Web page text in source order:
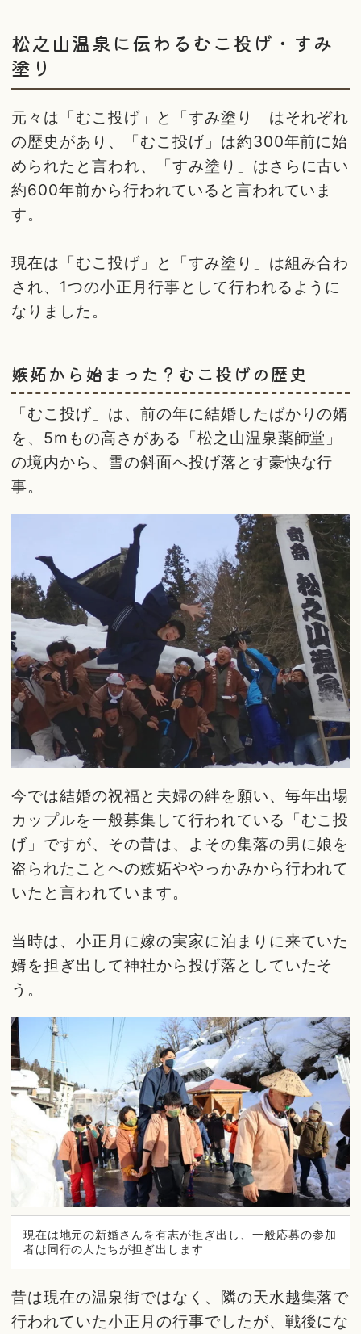
松之山温泉に伝わるむこ投げ・すみ
塗り
元々は「むこ投げ」と「すみ塗り」はそれぞれ
の歴史があり、「むこ投げ」は約300年前に始
められたと言われ、「すみ塗り」はさらに古い
約600年前から行われていると言われていま
す。
現在は「むこ投げ」と「すみ塗り」は組み合わ
され、1つの小正月行事として行われるように
なりました。
嫉妬から始まった？むこ投げの歴史
「むこ投げ」は、前の年に結婚したばかりの婿
を、5mもの高さがある「松之山温泉薬師堂」
の境内から、雪の斜面へ投げ落とす豪快な行
事。
今では結婚の祝福と夫婦の絆を願い、毎年出場
カップルを一般募集して行われている「むこ投
げ」ですが、その昔は、よその集落の男に娘を
盗られたことへの嫉妬ややっかみから行われて
いたと言われています。
当時は、小正月に嫁の実家に泊まりに来ていた
婿を担ぎ出して神社から投げ落としていたそ
う。
現在は地元の新婚さんを有志が担ぎ出し、一般応募の参加
者は同行の人たちが担ぎ出します
昔は現在の温泉街ではなく、隣の天水越集落で
行われていた小正月の行事でしたが、戦後にな